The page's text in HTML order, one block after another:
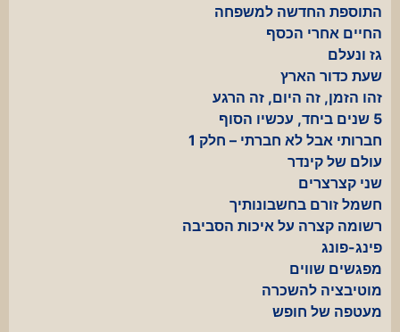
התוספת החדשה למשפחה
החיים אחרי הכסף
גז ונעלם
שעת כדור הארץ
זהו הזמן, זה היום, זה הרגע
5 שנים ביחד, עכשיו הסוף
חברותי אבל לא חברתי – חלק 1
עולם של קינדר
שני קצרצרים
חשמל זורם בחשבונותיך
רשומה קצרה על איכות הסביבה
פינג-פונג
מפגשים שווים
מוטיבציה להשכרה
מעטפה של חופש